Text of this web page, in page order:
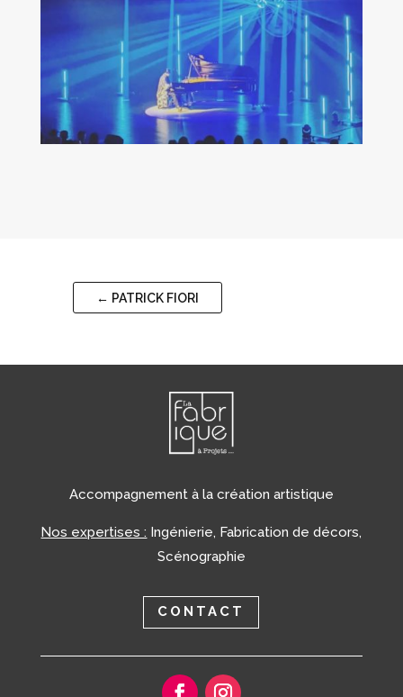
← PATRICK FIORI
Accompagnement à la création artistique
Nos expertises : Ingénierie, Fabrication de décors,
Scénographie
CONTACT